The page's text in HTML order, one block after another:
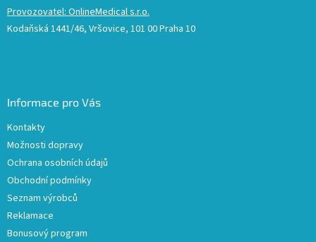
Provozovatel: OnlineMedical s.r.o.
Kodaňská 1441/46, Vršovice, 101 00 Praha 10
Informace pro Vás
Kontakty
Možnosti dopravy
Ochrana osobních údajů
Obchodní podmínky
Seznam výrobců
Reklamace
Bonusový program